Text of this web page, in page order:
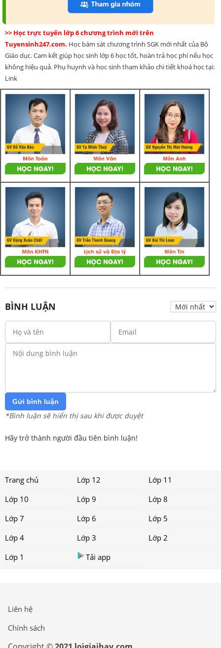
>> Học trực tuyến lớp 6 chương trình mới trên
Tuyensinh247.com. Học bám sát chương trình SGK mới nhất của Bộ
Giáo dục. Cam kết giúp học sinh lớp 6 học tốt, hoàn trả học phí nếu học
không hiệu quả. Phụ huynh và học sinh tham khảo chi tiết khoá học tại:
Link
BÌNH LUẬN
Gửi bình luận
*Bình luận sẽ hiển thị sau khi được duyệt
Hãy trở thành người đầu tiên bình luận!
Trang chủ Lớp 12
Lớp 11
Lớp 10
Lớp 9
Lớp 8
Lớp 7
Lớp 6
Lớp 5
Lớp 4
Lớp 3
Lớp 2
Lớp 1
Tải app
Liên hệ
Chính sách